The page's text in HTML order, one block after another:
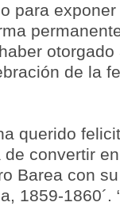
para
de la
querido
convertir
Barea con
1859-1860´.